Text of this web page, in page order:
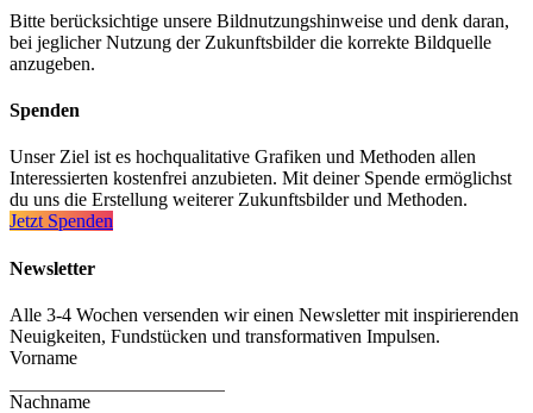
Bitte berücksichtige unsere Bildnutzungshinweise und denk daran,
bei jeglicher Nutzung der Zukunftsbilder die korrekte Bildquelle
anzugeben.
Spenden
Unser Ziel ist es hochqualitative Grafiken und Methoden allen
Interessierten kostenfrei anzubieten. Mit deiner Spende ermöglichst
du uns die Erstellung weiterer Zukunftsbilder und Methoden.
Jetzt Spenden
Newsletter
Alle 3-4 Wochen versenden wir einen Newsletter mit inspirierenden
Neuigkeiten, Fundstücken und transformativen Impulsen.
Vorname
Nachname